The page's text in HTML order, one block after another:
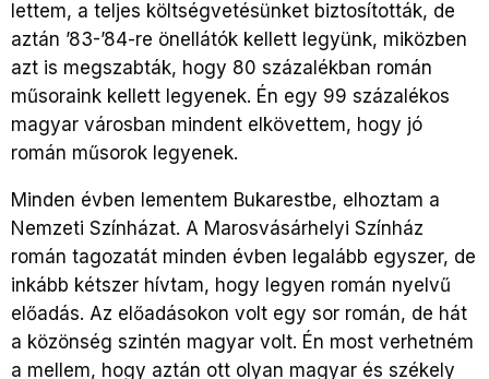
lettem, a teljes költségvetésünket biztosították, de
aztán ’83-’84-re önellátók kellett legyünk, miközben
azt is megszabták, hogy 80 százalékban román
műsoraink kellett legyenek. Én egy 99 százalékos
magyar városban mindent elkövettem, hogy jó
román műsorok legyenek.
Minden évben lementem Bukarestbe, elhoztam a
Nemzeti Színházat. A Marosvásárhelyi Színház
román tagozatát minden évben legalább egyszer, de
inkább kétszer hívtam, hogy legyen román nyelvű
előadás. Az előadásokon volt egy sor román, de hát
a közönség szintén magyar volt. Én most verhetném
a mellem, hogy aztán ott olyan magyar és székely